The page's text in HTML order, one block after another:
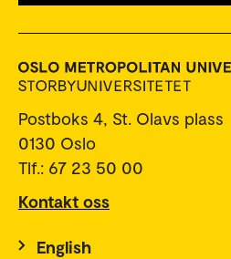
Postboks 4, St. Olavs plass
0130 Oslo
Tlf.: 67 23 50 00
Kontakt oss
English